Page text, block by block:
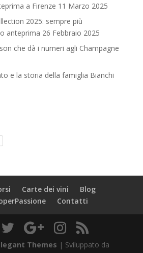
a Firenze 11 Marzo 2025
2025: sempre più
anteprima 26 Febbraio 2025
che dà i numeri agli Champagne
e la storia della famiglia Bianchi
Carte dei vini
Blog
Contatti
Themes | Sviluppato da